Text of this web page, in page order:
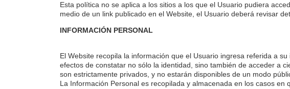
Esta política no se aplica a los sitios a los que el Usuario pudiera
medio de un link publicado en el Website, el Usuario deberá revisar
INFORMACIÓN PERSONAL
El Website recopila la información que el Usuario ingresa referida a
efectos de constatar no sólo la identidad, sino también de acceder a
son estrictamente privados, y no estarán disponibles de un modo
La Información Personal es recopilada y almacenada en los casos